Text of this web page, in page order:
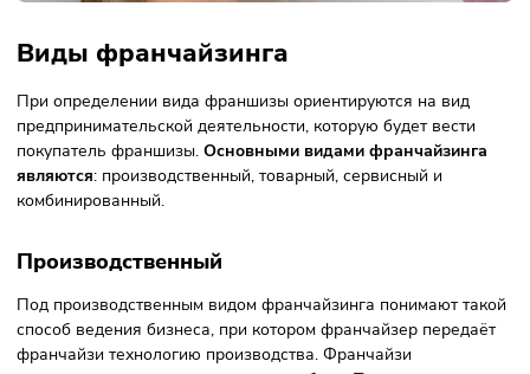
(франчайзер) выполняет юридические и другие
вознаграждение.